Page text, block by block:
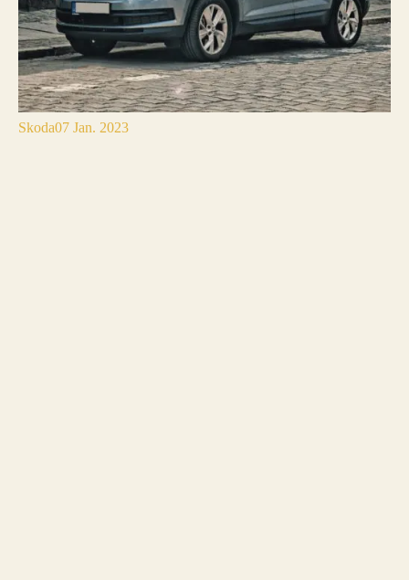
Skoda07 Jan. 2023